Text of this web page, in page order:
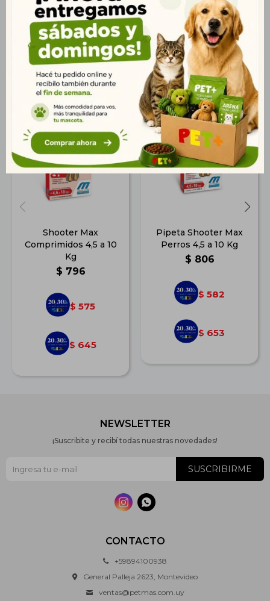
principales parásitos.
Productos que te pueden interesar
Shooter Max
Comprimidos 4,5 a 10
Kg
$ 796
$ 575
$ 645
Pipeta Shooter Max
Perros 4,5 a 10 Kg
$ 806
$ 582
$ 653
CONTACTO
+59894100938
General Palleja 2623, Montevideo
ventas@petmas.com.uy
NEWSLETTER
¡Suscribite y recibí todas nuestras novedades!
SUSCRIBIRME
 